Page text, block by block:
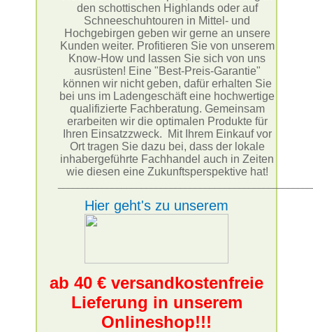
den schottischen Highlands oder auf
Schneeschuhtouren in Mittel- und
Hochgebirgen geben wir gerne an unsere
Kunden weiter. Profitieren Sie von unserem
Know-How und lassen Sie sich von uns
ausrüsten! Eine "Best-Preis-Garantie"
können wir nicht geben, dafür erhalten Sie
bei uns im Ladengeschäft eine hochwertige
qualifizierte Fachberatung. Gemeinsam
erarbeiten wir die optimalen Produkte für
Ihren Einsatzzweck. Mit Ihrem Einkauf vor
Ort tragen Sie dazu bei, dass der lokale
inhabergeführte Fachhandel auch in Zeiten
wie diesen eine Zukunftsperspektive hat!
Hier geht's zu unserem
ab 40 € versandkostenfreie
Lieferung in unserem
Onlineshop!!!